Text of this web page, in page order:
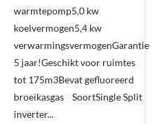
aanvragen?
winkelmand
warmtepomp5,0 kw
koelvermogen5,4 kw
verwarmingsvermogenGarantie
5 jaar!Geschikt voor ruimtes
tot 175m3Bevat gefluoreerd
broeikasgas SoortSingle Split
inverter...